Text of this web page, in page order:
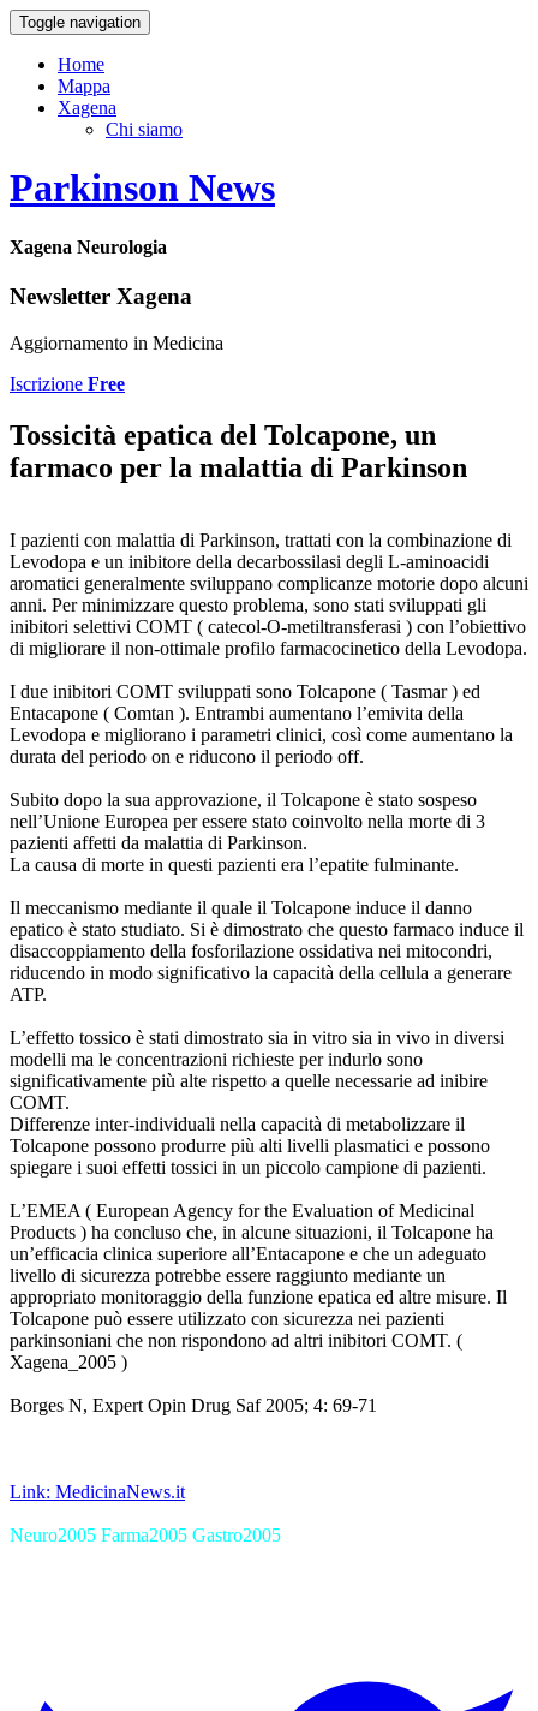
Toggle navigation
Home
Mappa
Xagena
Chi siamo
Parkinson News
Xagena Neurologia
Newsletter Xagena
Aggiornamento in Medicina
Iscrizione Free
Tossicità epatica del Tolcapone, un
farmaco per la malattia di Parkinson
I pazienti con malattia di Parkinson, trattati con la combinazione di
Levodopa e un inibitore della decarbossilasi degli L-aminoacidi
aromatici generalmente sviluppano complicanze motorie dopo alcuni
anni. Per minimizzare questo problema, sono stati sviluppati gli
inibitori selettivi COMT ( catecol-O-metiltransferasi ) con l’obiettivo
di migliorare il non-ottimale profilo farmacocinetico della Levodopa.
I due inibitori COMT sviluppati sono Tolcapone ( Tasmar ) ed
Entacapone ( Comtan ). Entrambi aumentano l’emivita della
Levodopa e migliorano i parametri clinici, così come aumentano la
durata del periodo on e riducono il periodo off.
Subito dopo la sua approvazione, il Tolcapone è stato sospeso
nell’Unione Europea per essere stato coinvolto nella morte di 3
pazienti affetti da malattia di Parkinson.
La causa di morte in questi pazienti era l’epatite fulminante.
Il meccanismo mediante il quale il Tolcapone induce il danno
epatico è stato studiato. Si è dimostrato che questo farmaco induce il
disaccoppiamento della fosforilazione ossidativa nei mitocondri,
riducendo in modo significativo la capacità della cellula a generare
ATP.
L’effetto tossico è stati dimostrato sia in vitro sia in vivo in diversi
modelli ma le concentrazioni richieste per indurlo sono
significativamente più alte rispetto a quelle necessarie ad inibire
COMT.
Differenze inter-individuali nella capacità di metabolizzare il
Tolcapone possono produrre più alti livelli plasmatici e possono
spiegare i suoi effetti tossici in un piccolo campione di pazienti.
L’EMEA ( European Agency for the Evaluation of Medicinal
Products ) ha concluso che, in alcune situazioni, il Tolcapone ha
un’efficacia clinica superiore all’Entacapone e che un adeguato
livello di sicurezza potrebbe essere raggiunto mediante un
appropriato monitoraggio della funzione epatica ed altre misure. Il
Tolcapone può essere utilizzato con sicurezza nei pazienti
parkinsoniani che non rispondono ad altri inibitori COMT. (
Xagena_2005 )
Borges N, Expert Opin Drug Saf 2005; 4: 69-71
Link: MedicinaNews.it
Neuro2005 Farma2005 Gastro2005